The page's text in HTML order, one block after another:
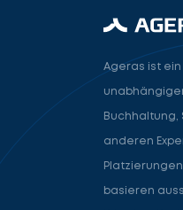
Ageras ist
Buchhaltung,
anderen
basieren